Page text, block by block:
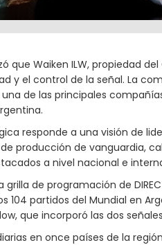
que Waiken ILW, propiedad
y el control de la señal. La
de las principales
responde a una visión de
producción de vanguardia,
a nivel nacional e
grilla de programación de
104 partidos del Mundial en
que incorporó las dos
en once países de la